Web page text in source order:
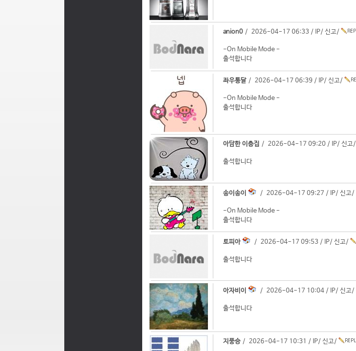
anion0 / 2026-04-17 06:33 / IP/ 신고/
-On Mobile Mode -
출석합니다
좌우통달 / 2026-04-17 06:39 / IP/ 신고/
-On Mobile Mode -
출석합니다
아담한 이층집 / 2026-04-17 09:20 / IP/ 신고/
출석합니다
송이송이 / 2026-04-17 09:27 / IP/ 신고/
-On Mobile Mode -
출석합니다
토피아 / 2026-04-17 09:53 / IP/ 신고/
출석합니다
아자비이 / 2026-04-17 10:04 / IP/ 신고/
출석합니다
지풍승 / 2026-04-17 10:31 / IP/ 신고/